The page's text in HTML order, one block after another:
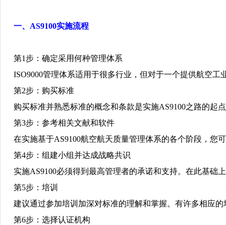
一、 AS9100实施流程
第1步：确定采用何种管理体系
ISO9000管理体系适用于很多行业，但对于一个提供航空工
第2步：购买标准
购买标准并熟悉标准的概念和条款是实施AS9100之路的起
第3步：参考相关文献和软件
在实施基于AS9100航空航天质量管理体系的各个阶段，您
第4步：组建小组并达成战略共识
实施AS9100必须得到最高管理者的承诺和支持。在此基础
第5步：培训
建议通过参加培训加深对标准的理解和掌握。有许多相应
第6步：选择认证机构